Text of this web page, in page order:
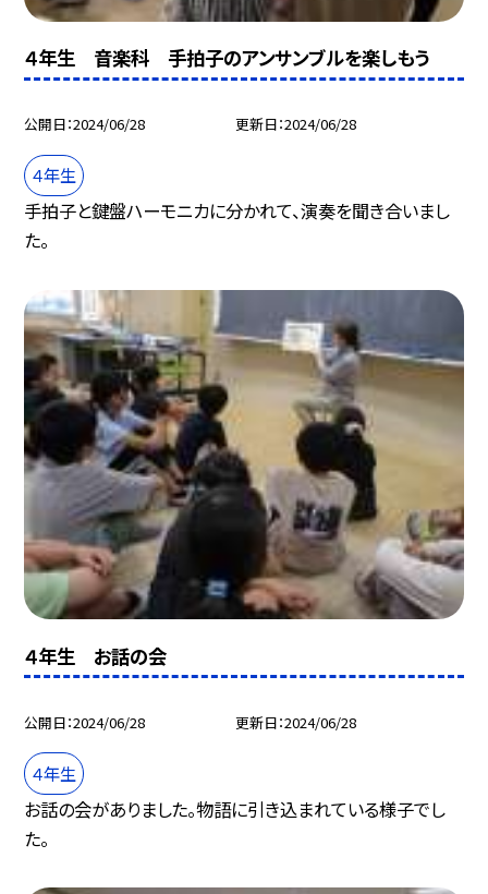
４年生 音楽科 手拍子のアンサンブルを楽しもう
公開日 2024/06/28 更新日 2024/06/28
４年生
手拍子と鍵盤ハーモニカに分かれて、演奏を聞き合いまし
た。
４年生 お話の会
公開日 2024/06/28 更新日 2024/06/28
４年生
お話の会がありました。物語に引き込まれている様子でし
た。